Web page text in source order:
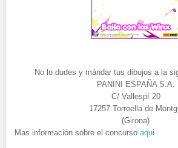
No lo dudes y mándar tus dibujos a la
PANINI ESPAÑA S.A.
C/ Vallespí 20
17257 Torroella de
(Girona)
Mas información sobre el concurso aqui